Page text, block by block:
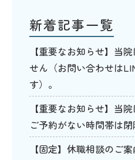
新着記事一覧
【重要なお知らせ】当
せん（お問い合わせは
す）。
【重要なお知らせ】当
ご予約がない時間帯は閉
【固定】休職相談のご